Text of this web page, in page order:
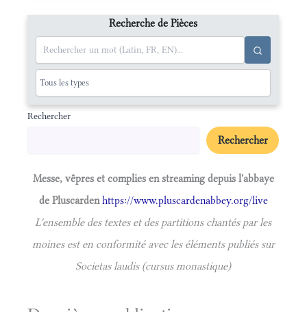
Recherche de Pièces
Rechercher
Rechercher
Messe, vêpres et complies en streaming depuis l'abbaye
de Pluscardenhttps://www.pluscardenabbey.org/live
L'ensemble des textes et des partitions chantés par les
moines est en conformité avec les éléments publiés sur
Societas laudis (cursus monastique)